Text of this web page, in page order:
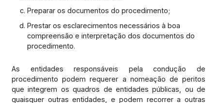
Preparar os documentos do procedimento;
Prestar os esclarecimentos necessários à boa
compreensão e interpretação dos documentos do
procedimento.
As entidades responsáveis pela condução de
procedimento podem requerer a nomeação de peritos
que integrem os quadros de entidades públicas, ou de
quaisquer outras entidades, e podem recorrer a outras